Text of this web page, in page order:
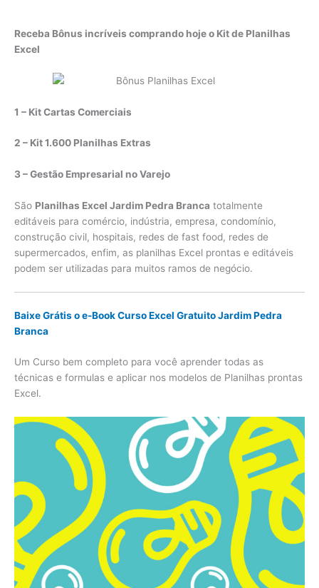
Receba Bônus incríveis comprando hoje o Kit de Planilhas
Excel
1 – Kit Cartas Comerciais
2 – Kit 1.600 Planilhas Extras
3 – Gestão Empresarial no Varejo
São Planilhas Excel Jardim Pedra Branca totalmente
editáveis para comércio, indústria, empresa, condomínio,
construção civil, hospitais, redes de fast food, redes de
supermercados, enfim, as planilhas Excel prontas e editáveis
podem ser utilizadas para muitos ramos de negócio.
Baixe Grátis o e-Book Curso Excel Gratuito Jardim Pedra
Branca
Um Curso bem completo para você aprender todas as
técnicas e formulas e aplicar nos modelos de Planilhas prontas
Excel.